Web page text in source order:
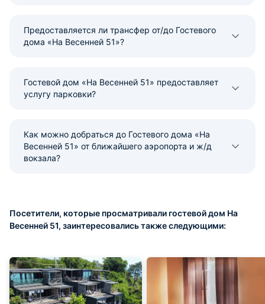
Предоставляется ли трансфер от/до Гостевого
дома «На Весенней 51»?
Гостевой дом «На Весенней 51» предоставляет
услугу парковки?
Как можно добраться до Гостевого дома «На
Весенней 51» от ближайшего аэропорта и ж/д
вокзала?
Посетители, которые просматривали гостевой дом На
Весенней 51, заинтересовались также следующими: